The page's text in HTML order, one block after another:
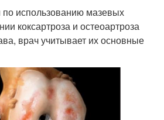
использованию мазевых
коксартроза и остеоартроза
врач учитывает их основные